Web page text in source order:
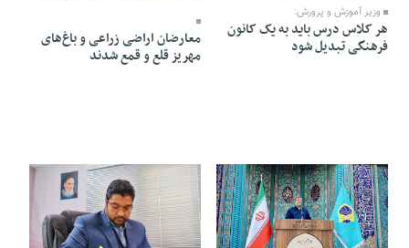
وزیر آموزش و پرورش:
هر کلاس درس باید به یک کانون
فرهنگی تبدیل شود معارضان اراضی زراعی و باغ‌های
مهریز قلع و قمع شدند